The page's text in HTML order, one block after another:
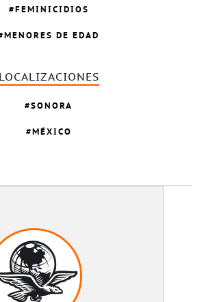
FEMINICIDIOS
MENORES DE EDAD
LOCALIZACIONES
SONORA
MÉXICO